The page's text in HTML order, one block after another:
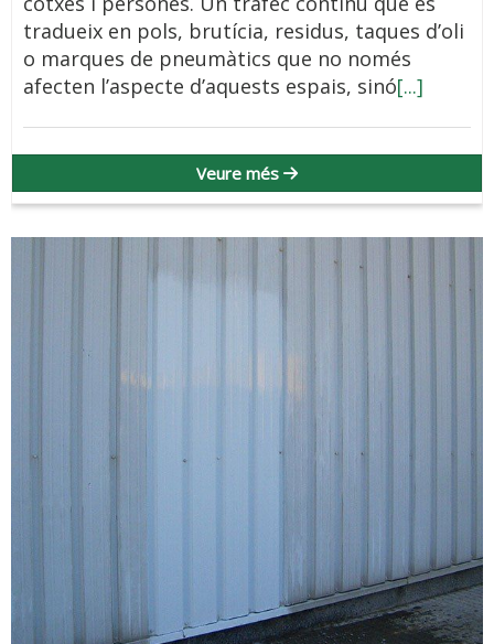
tradueix en pols, brutícia, residus, taques d’oli
o marques de pneumàtics que no només
afecten l’aspecte d’aquests espais, sinó[...]
Veure més